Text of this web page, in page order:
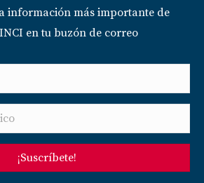
información más importante de
en tu buzón de correo
¡Suscríbete!